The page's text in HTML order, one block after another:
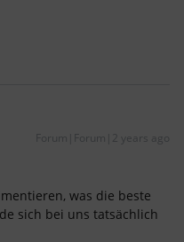
Forum|Forum|2 years ago
was die beste
sich bei uns tatsächlich